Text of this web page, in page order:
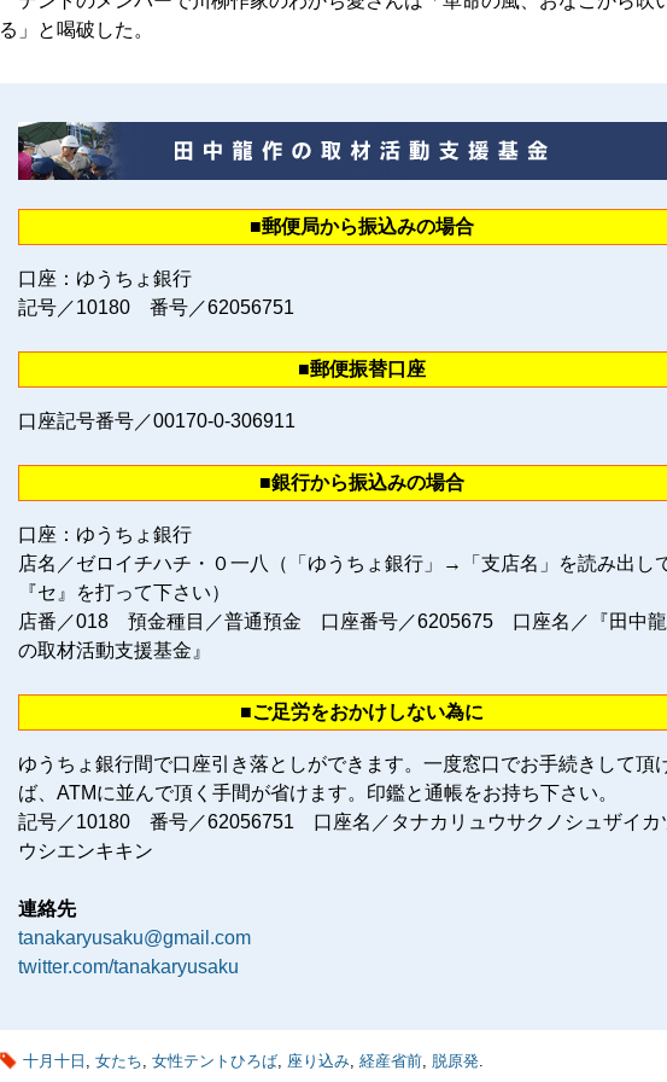
る」と喝破した。
■郵便局から振込みの場合
口座：ゆうちょ銀行
記号／10180 番号／62056751
■郵便振替口座
口座記号番号／00170‐0‐306911
■銀行から振込みの場合
口座：ゆうちょ銀行
店名／ゼロイチハチ・０一八（「ゆうちょ銀行」→「支店名」を読み出し
『セ』を打って下さい）
店番／018 預金種目／普通預金 口座番号／6205675 口座名／『田中
の取材活動支援基金』
■ご足労をおかけしない為に
ゆうちょ銀行間で口座引き落としができます。一度窓口でお手続きして頂
ば、ATMに並んで頂く手間が省けます。印鑑と通帳をお持ち下さい。
記号／10180 番号／62056751 口座名／タナカリュウサクノシュザイカ
ウシエンキキン
連絡先
tanakaryusaku@gmail.com
twitter.com/tanakaryusaku
十月十日 , 女たち, 女性テントひろば, 座り込み, 経産省前, 脱原発.